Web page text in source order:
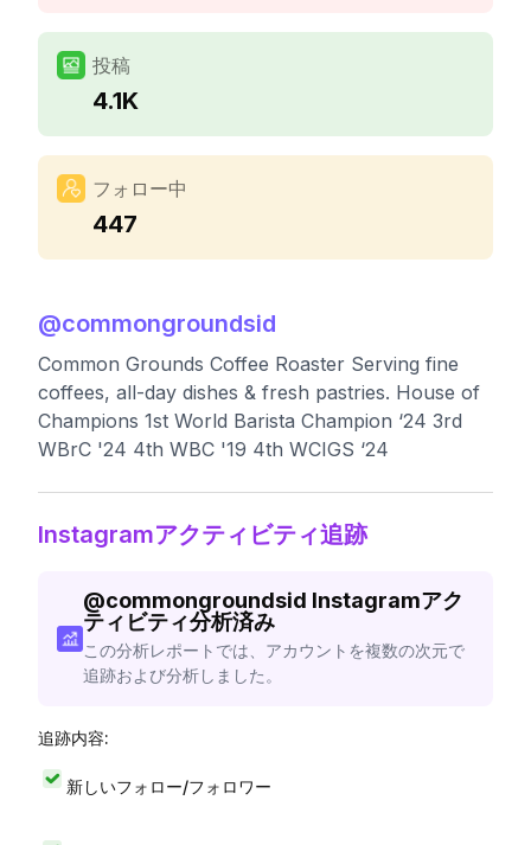
投稿
4.1K
フォロー中
447
@commongroundsid
Common Grounds Coffee Roaster Serving fine
coffees, all-day dishes & fresh pastries. House of
Champions 1st World Barista Champion ‘24 3rd
WBrC '24 4th WBC '19 4th WCIGS ‘24
Instagramアクティビティ追跡
@commongroundsid Instagramアク
ティビティ分析済み
この分析レポートでは、アカウントを複数の次元で
追跡および分析しました。
追跡内容:
新しいフォロー/フォロワー